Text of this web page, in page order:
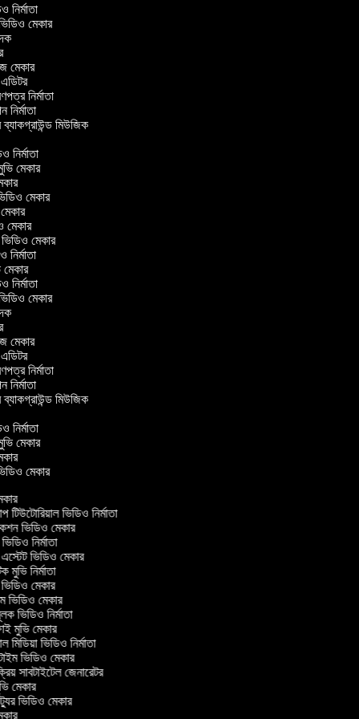
নির্মাতা
মেকার
মেকার
এডিটর
নির্মাতা
নির্মাতা
ব্যাকগ্রাউন্ড মিউজিক
নির্মাতা
মেকার
মেকার
মেকার
মেকার
মেকার
নির্মাতা
মেকার
নির্মাতা
মেকার
মেকার
এডিটর
নির্মাতা
নির্মাতা
ব্যাকগ্রাউন্ড মিউজিক
নির্মাতা
মেকার
মেকার
ভিডিও নির্মাতা
ভিডিও মেকার
নির্মাতা
ভিডিও মেকার
মুভি নির্মাতা
মেকার
ভিডিও মেকার
ভিডিও নির্মাতা
মুভি মেকার
ভিডিও নির্মাতা
ভিডিও মেকার
সাবটাইটেল জেনারেটর
মেকার
ভিডিও মেকার